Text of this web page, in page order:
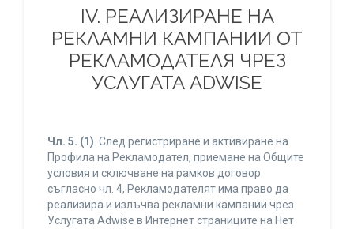
IV. РЕАЛИЗИРАНЕ НА
РЕКЛАМНИ КАМПАНИИ ОТ
РЕКЛАМОДАТЕЛЯ ЧРЕЗ
УСЛУГАТА ADWISE
Чл. 5. (1). След регистриране и активиране на
Профила на Рекламодател, приемане на Общите
условия и сключване на рамков договор
съгласно чл. 4, Рекламодателят има право да
реализира и излъчва рекламни кампании чрез
Услугата Adwise в Интернет страниците на Нет